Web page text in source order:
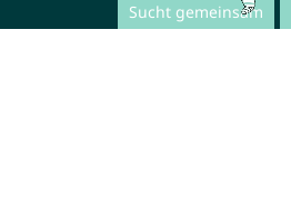
Sucht gemeinsam